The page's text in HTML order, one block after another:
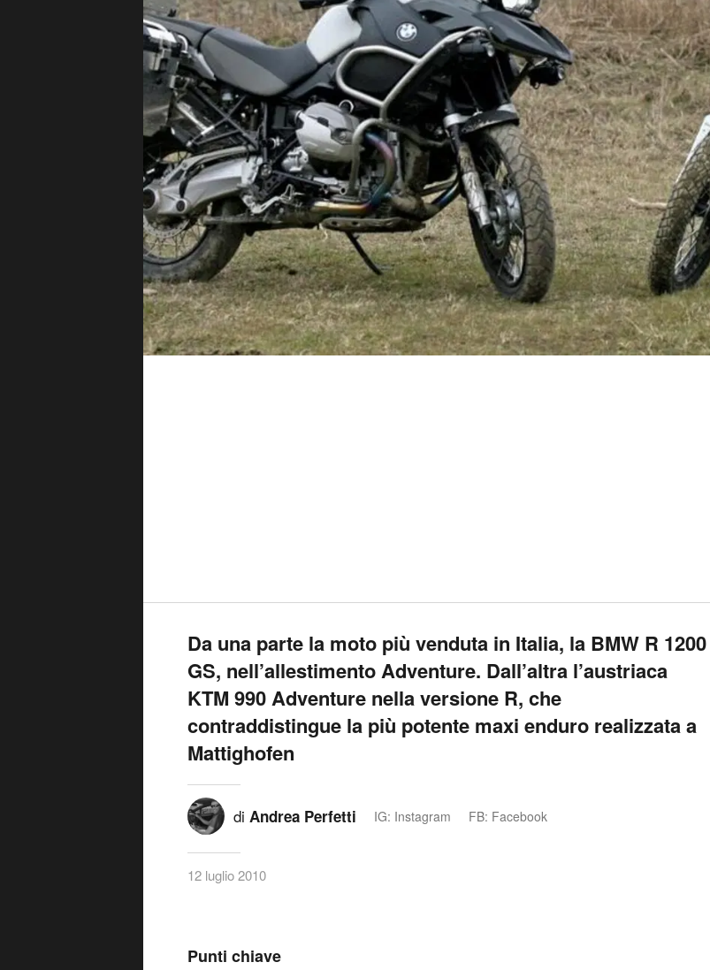
Da una parte la moto più venduta in Italia, la BMW R 1200
GS, nell’allestimento Adventure. Dall’altra l’austriaca
KTM 990 Adventure nella versione R, che
contraddistingue la più potente maxi enduro realizzata a
Mattighofen
di Andrea Perfetti IG: Instagram FB: Facebook
12 luglio 2010
Punti chiave